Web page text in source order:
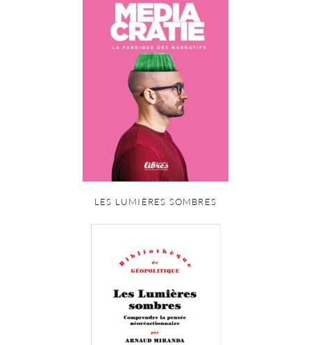
LES LUMIÈRES SOMBRES